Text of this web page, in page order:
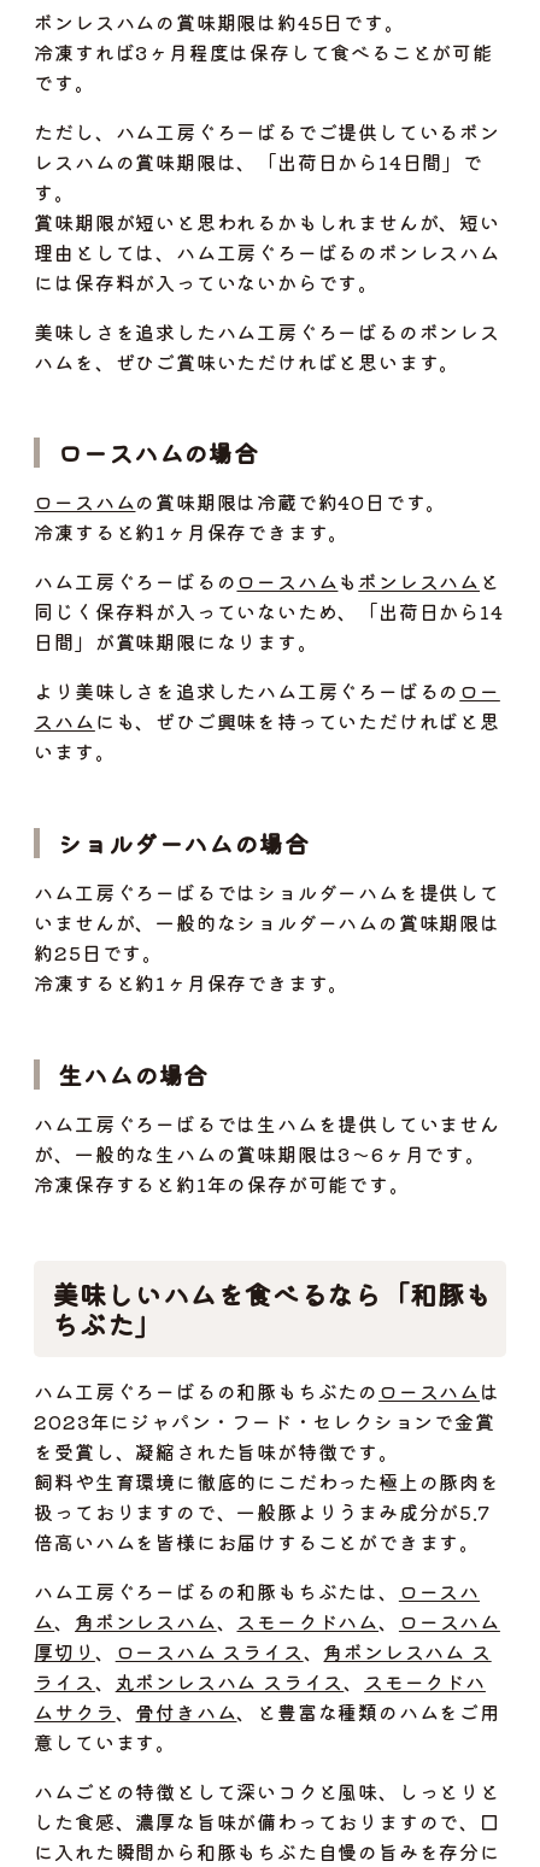
ボンレスハムの賞味期限は約45日です。
冷凍すれば3ヶ月程度は保存して食べることが可能
です。
ただし、ハム工房ぐろーばるでご提供しているボン
レスハムの賞味期限は、「出荷日から14日間」で
す。
賞味期限が短いと思われるかもしれませんが、短い
理由としては、ハム工房ぐろーばるのボンレスハム
には保存料が入っていないからです。
美味しさを追求したハム工房ぐろーばるのボンレス
ハムを、ぜひご賞味いただければと思います。
ロースハムの場合
ロースハムの賞味期限は冷蔵で約40日です。
冷凍すると約1ヶ月保存できます。
ハム工房ぐろーばるのロースハムも ボンレスハム と
同じく保存料が入っていないため、「出荷日から14
日間」が賞味期限になります。
より美味しさを追求したハム工房ぐろーばるの ロー
スハムにも、ぜひご興味を持っていただければと思
います。
ショルダーハムの場合
ハム工房ぐろーばるではショルダーハムを提供して
いませんが、一般的なショルダーハムの賞味期限は
約25日です。
冷凍すると約1ヶ月保存できます。
生ハムの場合
ハム工房ぐろーばるでは生ハムを提供していません
が、一般的な生ハムの賞味期限は3～6ヶ月です。
冷凍保存すると約1年の保存が可能です。
美味しいハムを食べるなら「和豚も
ちぶた」
ハム工房ぐろーばるの和豚もちぶたの ロースハムは
2023年にジャパン・フード・セレクションで金賞
を受賞し、凝縮された旨味が特徴です。
飼料や生育環境に徹底的にこだわった極上の豚肉を
扱っておりますので、一般豚よりうまみ成分が5.7
倍高いハムを皆様にお届けすることができます。
ハム工房ぐろーばるの和豚もちぶたは、 ロースハ
ム、 角ボンレスハム、 スモークドハム、 ロースハム
厚切り 、 ロースハム スライス、 角ボンレスハム ス
ライス、 丸ボンレスハム スライス、 スモークドハ
ムサクラ、 骨付きハム、と豊富な種類のハムをご用
意しています。
ハムごとの特徴として深いコクと風味、しっとりと
した食感、濃厚な旨味が備わっておりますので、口
に入れた瞬間から和豚もちぶた自慢の旨みを存分に